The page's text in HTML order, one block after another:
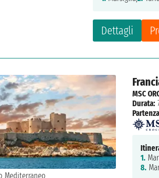
Dettagli
MSC
Durata:
1.
8.